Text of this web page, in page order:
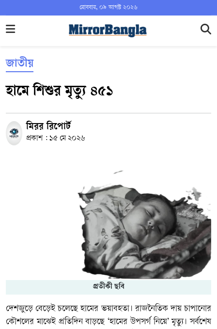
রোববার, ০৯ আগস্ট ২০২৬
জাতীয়
হামে শিশুর মৃত্যু ৪৫১
মিরর রিপোর্ট
প্রকাশ : ১৫ মে ২০২৬
প্রতীকী ছবি
দেশজুড়ে বেড়েই চলেছে হামের ভয়াবহতা। রাজনৈতিক দায় চাপানোর
কৌশলের মাঝেই প্রতিদিন বাড়ছে ‘হামের উপসর্গ নিয়ে’ মৃত্যু। সর্বশেষ